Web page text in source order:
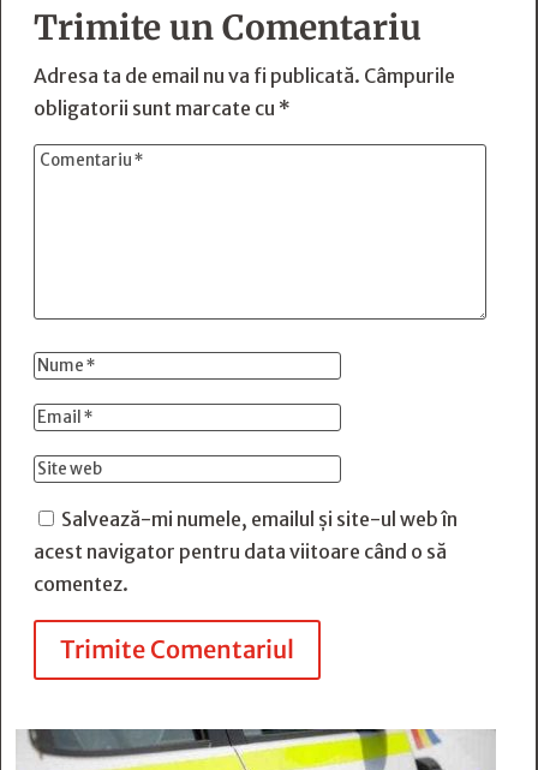
Trimite un Comentariu
Adresa ta de email nu va fi publicată. Câmpurile
obligatorii sunt marcate cu *
Salvează-mi numele, emailul și site-ul web în
acest navigator pentru data viitoare când o să
comentez.
Trimite Comentariul